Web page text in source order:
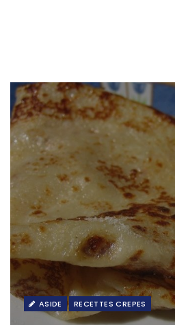
ASIDE RECETTES CREPES